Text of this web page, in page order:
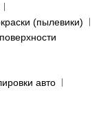
(пылевики)
авто